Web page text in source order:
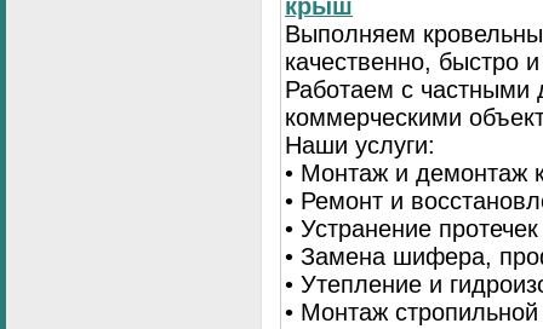
крыш
Выполняем
качественно, быстро
Работаем с
коммерческими
Наши услуги:
• Монтаж и демонтаж
• Ремонт и
• Устранение протечек
• Замена шифера,
• Утепление и
• Монтаж